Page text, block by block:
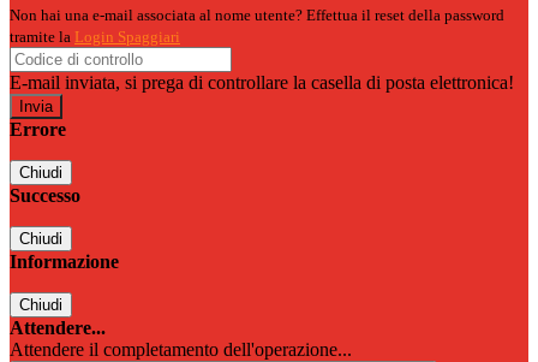
Non hai una e-mail associata al nome utente? Effettua il reset della password
tramite la Login Spaggiari
E-mail inviata, si prega di controllare la casella di posta elettronica!
Errore
Chiudi
Successo
Chiudi
Informazione
Chiudi
Attendere...
Attendere il completamento dell'operazione...